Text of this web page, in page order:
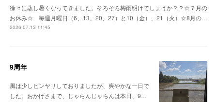
徐々に蒸し暑くなってきました。そろそろ梅雨明けでしょうか？？☆７月の
お休み☆ 毎週月曜日（6、13、20、27）と10（金）、21（火）☆8月の…
2026.07.13 11:45
9周年
風は少しヒンヤリしておりましたが、爽やかな一日で
した。おかげさまで、じゃらんじゃらんは本日、9…